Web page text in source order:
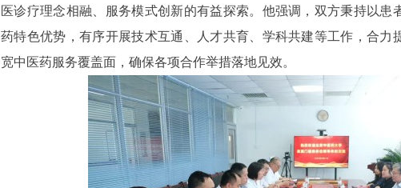
医诊疗理念相融、服务模式创新的有益探索。他强调，双方秉持以患
药特色优势，有序开展技术互通、人才共育、学科共建等工作，合力
宽中医药服务覆盖面，确保各项合作举措落地见效。